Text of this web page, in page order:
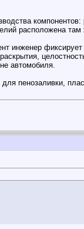
расположена там
инженер
автомобиля.
пенозаливки,